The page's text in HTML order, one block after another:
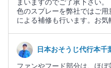
まいますのでご了承下さい
色のスプレーを弊社ではご
による補修も行います。お気
日本おそうじ代行本千
ファンやフード部分は、ほ